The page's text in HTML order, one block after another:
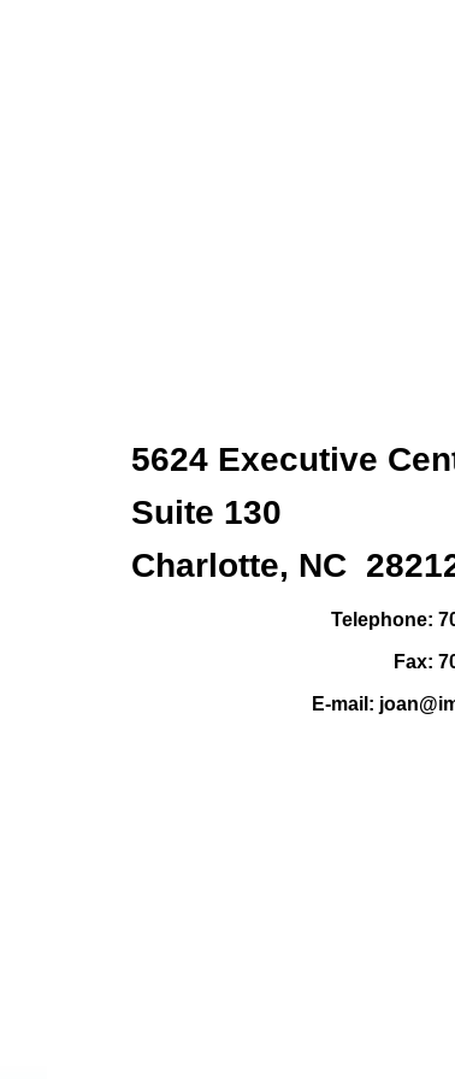
5624 Executive
Suite 130
Charlotte, NC
Telephone:
Fax:
E-mail: